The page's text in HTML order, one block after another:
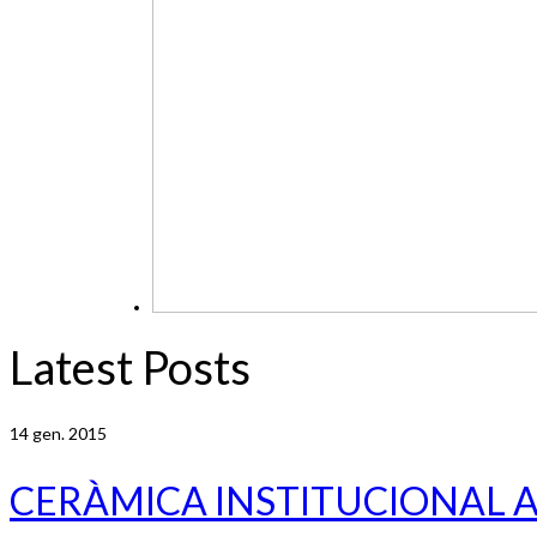
Latest Posts
14gen. 2015
CERÀMICA INSTITUCIONAL